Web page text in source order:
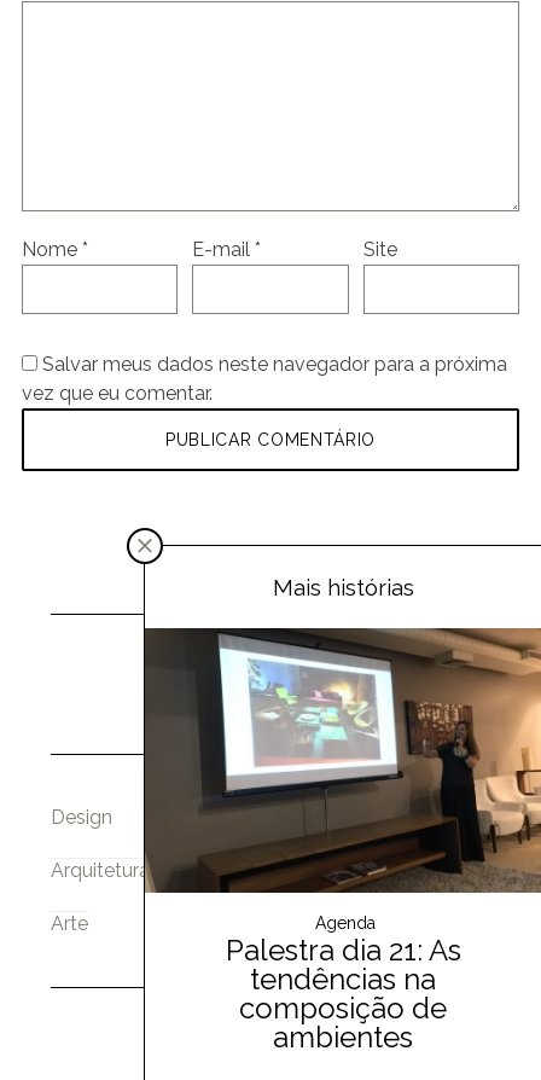
Nome * E-mail* Site
Salvar meus dados neste navegador para a próxima
vez que eu comentar.
Design
Arquitetura
Arte
Mais histórias
Agenda
Palestra dia 21: As
tendências na
composição de
ambientes